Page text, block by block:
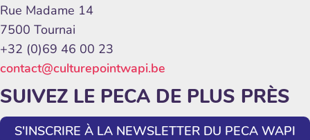
Rue Madame 14
7500 Tournai
+32 (0)69 46 00 23
contact@culturepointwapi.be
SUIVEZ LE PECA DE PLUS PRÈS
S'INSCRIRE À LA NEWSLETTER DU PECA WAPI